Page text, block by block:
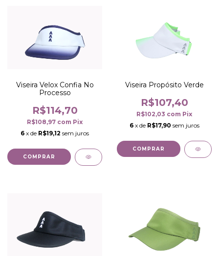
Viseira Velox Confia No
Processo
R$114,70
R$108,97 com Pix
6 x de R$19,12 sem juros
COMPRAR
Viseira Propósito Verde
R$107,40
R$102,03 com Pix
6 x de R$17,90 sem juros
COMPRAR